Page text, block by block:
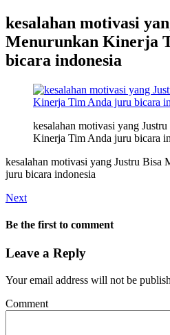
kesalahan motivasi
Menurunkan Kinerja
bicara indonesia
kesalahan motivasi yang
Kinerja Tim Anda juru bicara
kesalahan motivasi yang Justru Bisa
juru bicara indonesia
Next
Be the first to comment
Leave a Reply
Your email address will not be
Comment